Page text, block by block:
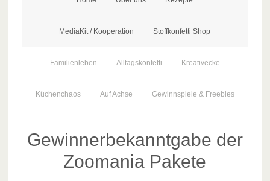
MediaKit / Kooperation Stoffkonfetti Shop
Familienleben Alltagskonfetti Kreativecke
Küchenchaos Auf Achse Gewinnspiele & Freebies
Gewinnerbekanntgabe der
Zoomania Pakete